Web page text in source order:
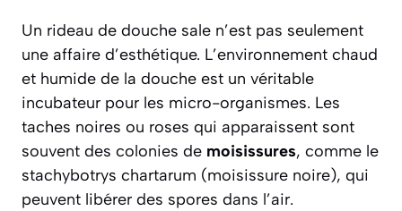
Un rideau de douche sale n’est pas seulement
une affaire d’esthétique. L’environnement chaud
et humide de la douche est un véritable
incubateur pour les micro-organismes. Les
taches noires ou roses qui apparaissent sont
souvent des colonies de moisissures, comme le
stachybotrys chartarum (moisissure noire), qui
peuvent libérer des spores dans l’air.